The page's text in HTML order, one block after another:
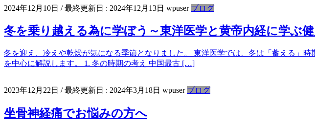
2024年12月10日 / 最終更新日 : 2024年12月13日 wpuser ブログ
冬を乗り越える為に学ぼう～東洋医学と黄帝内経に学ぶ健
冬を迎え、冷えや乾燥が気になる季節となりました。 東洋医学では、冬は「蓄える」
を中心に解説します。 1. 冬の時期の考え 中国最古 […]
2023年12月22日 / 最終更新日 : 2024年3月18日 wpuser ブログ
坐骨神経痛でお悩みの方へ